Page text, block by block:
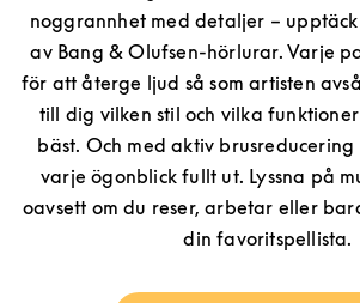
noggrannhet med detaljer –
av Bang & Olufsen-hörlurar. Varje
för att återge ljud så som artisten
till dig vilken stil och vilka
bäst. Och med aktiv
varje ögonblick fullt ut. Lyssna på
oavsett om du reser, arbetar eller
din favoritspellista.